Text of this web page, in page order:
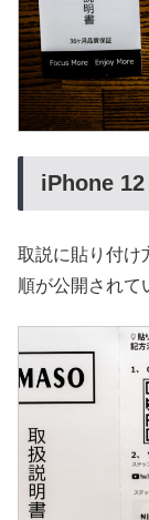
iPhone
取説に貼り付け
順が公開されて